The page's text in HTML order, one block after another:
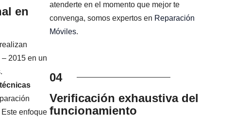
en
2015 en un
enfoque
atenderte en el momento que mejor te
convenga, somos expertos en Reparación
Móviles.
04
Verificación exhaustiva del
funcionamiento